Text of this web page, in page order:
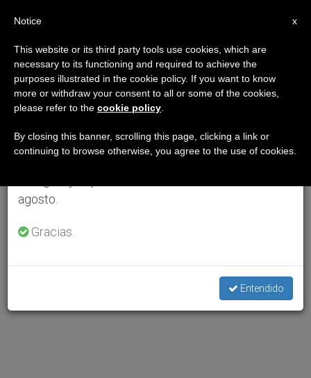
×
Aviso importante
Del 27 de julio al 7 de agosto haremos la pausa
anual, aprovechando que en el periodo de verano
se generan menos informaciones y también el
agosto.
Gracias.
Entendido
x
Notice
This website or its third party tools use cookies, which are
necessary to its functioning and required to achieve the
purposes illustrated in the cookie policy. If you want to know
more or withdraw your consent to all or some of the cookies,
please refer to the cookie policy
By closing this banner, scrolling this page, clicking a link or
continuing to browse otherwise, you agree to the use of cookies.